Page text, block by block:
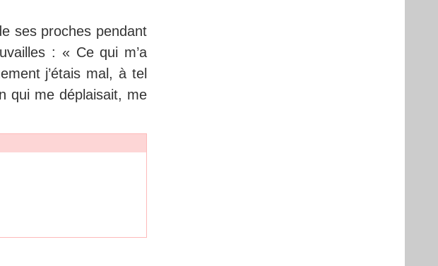
ses proches pendant
: « Ce qui m’a
j’étais mal, à tel
qui me déplaisait, me